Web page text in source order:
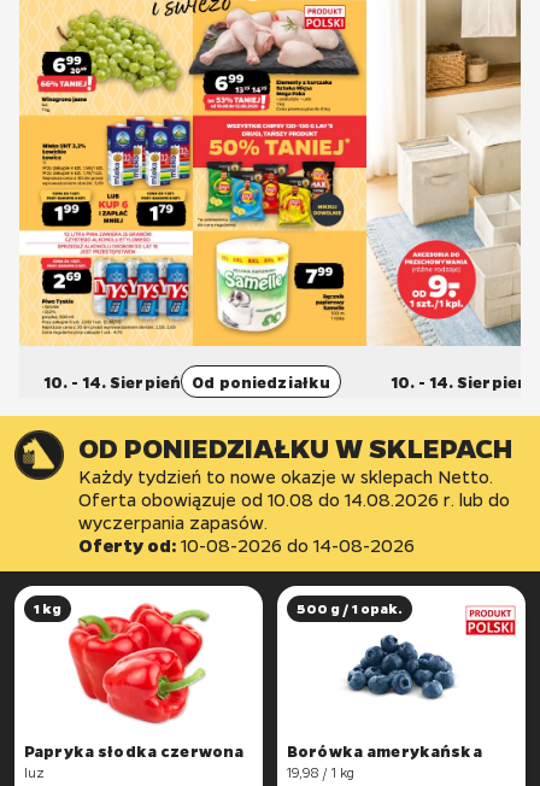
10. - 14. Sierpień Od poniedziałku 10. - 14. Sierpień
OD PONIEDZIAŁKU W SKLEPACH
Każdy tydzień to nowe okazje w sklepach Netto.
Oferta obowiązuje od 10.08 do 14.08.2026 r. lub do
wyczerpania zapasów.
Oferty od:10-08-2026 do14-08-2026
1 kg
Papryka słodka czerwona
luz
500 g / 1 opak.
Borówka amerykańska
19,98 / 1 kg